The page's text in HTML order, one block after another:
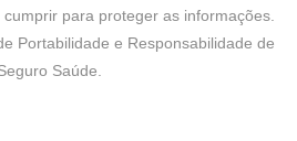
para proteger as informações.
Portabilidade e Responsabilidade de
Saúde.